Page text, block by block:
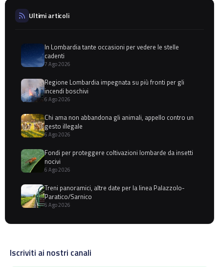
Ultimi articoli
In Lombardia tante occasioni per vedere le stelle
cadenti
7 Ago 2026
Regione Lombardia impegnata su più fronti per gli
incendi boschivi
6 Ago 2026
Chi ama non abbandona gli animali, appello contro un
gesto illegale
6 Ago 2026
Fondi per proteggere coltivazioni lombarde da insetti
nocivi
6 Ago 2026
Treni panoramici, altre date per la linea Palazzolo-
Paratico/Sarnico
6 Ago 2026
Iscriviti ai nostri canali